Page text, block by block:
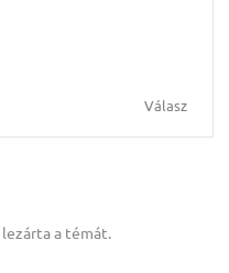
Válasz
lezárta a témát.